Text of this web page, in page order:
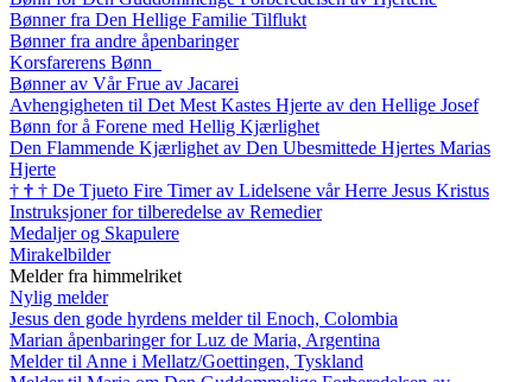
Bønner fra Den Hellige Familie Tilflukt
Bønner fra andre åpenbaringer
Korsfarerens Bønn
Bønner av Vår Frue av Jacarei
Avhengigheten til Det Mest Kastes Hjerte av den Hellige Josef
Bønn for å Forene med Hellig Kjærlighet
Den Flammende Kjærlighet av Den Ubesmittede Hjertes Marias
Hjerte
† † † De Tjueto Fire Timer av Lidelsene vår Herre Jesus Kristus
Instruksjoner for tilberedelse av Remedier
Medaljer og Skapulere
Mirakelbilder
Melder fra himmelriket
Nylig melder
Jesus den gode hyrdens melder til Enoch, Colombia
Marian åpenbaringer for Luz de Maria, Argentina
Melder til Anne i Mellatz/Goettingen, Tyskland